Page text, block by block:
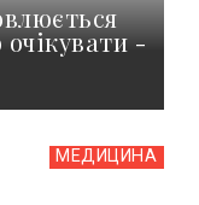
-
МЕДИЦИНА